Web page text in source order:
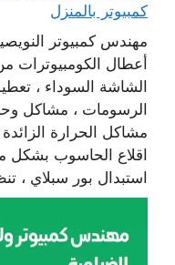
كمبيوتر بالمنزل
مهندس كمبيوتر
أعطال الكومبيوترات
الشاشة السوداء ،
الرسومات ، مشاكل
مشاكل الحرارة
اقلاع الحاسوب بشكل
استبدال بور سبلاي ،